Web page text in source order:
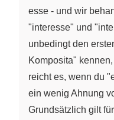
esse - und wir
"interesse" und
unbedingt den
Komposita"
reicht es, wenn du
ein wenig Ahnung
Grundsätzlich gilt